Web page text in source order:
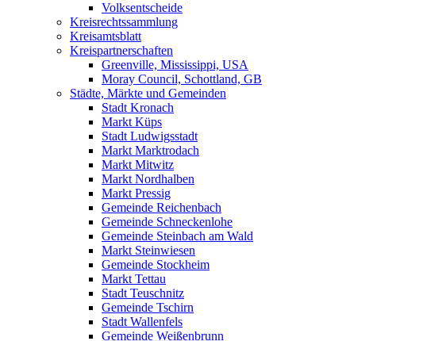
Volksentscheide
Kreisrechtssammlung
Kreisamtsblatt
Kreispartnerschaften
Greenville, Mississippi, USA
Moray Council, Schottland, GB
Städte, Märkte und Gemeinden
Stadt Kronach
Markt Küps
Stadt Ludwigsstadt
Markt Marktrodach
Markt Mitwitz
Markt Nordhalben
Markt Pressig
Gemeinde Reichenbach
Gemeinde Schneckenlohe
Gemeinde Steinbach am Wald
Markt Steinwiesen
Gemeinde Stockheim
Markt Tettau
Stadt Teuschnitz
Gemeinde Tschirn
Stadt Wallenfels
Gemeinde Weißenbrunn